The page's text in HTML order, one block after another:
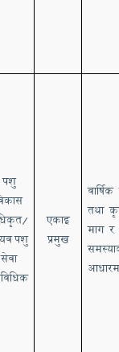
पशु
पशु
सेवा
एकाइ
प्रमुख
तथा
माग र